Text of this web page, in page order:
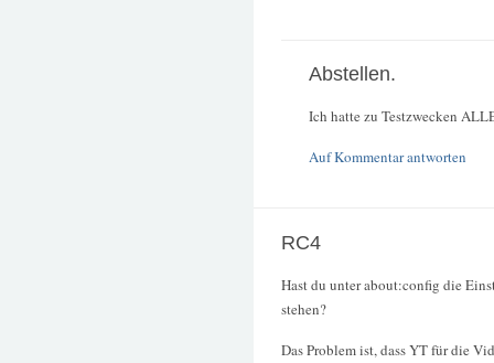
Abstellen.
Ich hatte zu Testzwecken
Auf Kommentar antworten
RC4
Hast du unter about:config die
stehen?
Das Problem ist, dass YT für die